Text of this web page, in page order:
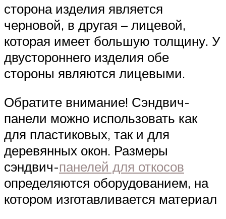
сторона изделия является
черновой, в другая – лицевой,
которая имеет большую толщину. У
двустороннего изделия обе
стороны являются лицевыми.
Обратите внимание! Сэндвич-
панели можно использовать как
для пластиковых, так и для
деревянных окон. Размеры
сэндвич-панелей для откосов
определяются оборудованием, на
котором изготавливается материал